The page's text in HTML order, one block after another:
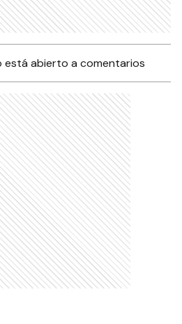
está abierto a comentarios